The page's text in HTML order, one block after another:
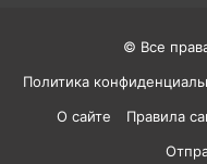
© Все
Политика
О сайте
Правила